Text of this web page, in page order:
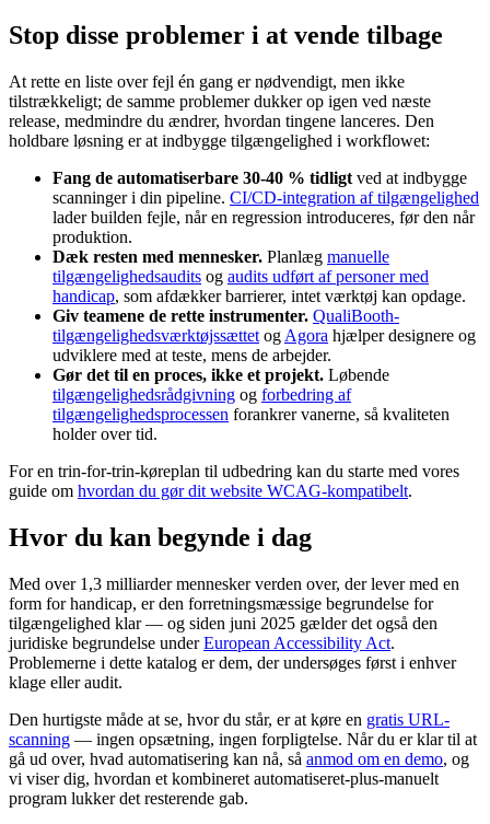
Stop disse problemer i at vende tilbage
At rette en liste over fejl én gang er nødvendigt, men ikke
tilstrækkeligt; de samme problemer dukker op igen ved næste
release, medmindre du ændrer, hvordan tingene lanceres. Den
holdbare løsning er at indbygge tilgængelighed i workflowet:
Fang de automatiserbare 30-40 % tidligt ved at indbygge
scanninger i din pipeline. CI/CD-integration af tilgængelighed
lader builden fejle, når en regression introduceres, før den når
produktion.
Dæk resten med mennesker. Planlæg manuelle
tilgængelighedsaudits og audits udført af personer med
handicap, som afdækker barrierer, intet værktøj kan opdage.
Giv teamene de rette instrumenter. QualiBooth-
tilgængelighedsværktøjssættet og Agora hjælper designere og
udviklere med at teste, mens de arbejder.
Gør det til en proces, ikke et projekt. Løbende
tilgængelighedsrådgivning og forbedring af
tilgængelighedsprocessen forankrer vanerne, så kvaliteten
holder over tid.
For en trin-for-trin-køreplan til udbedring kan du starte med vores
guide om hvordan du gør dit website WCAG-kompatibelt.
Hvor du kan begynde i dag
Med over 1,3 milliarder mennesker verden over, der lever med en
form for handicap, er den forretningsmæssige begrundelse for
tilgængelighed klar — og siden juni 2025 gælder det også den
juridiske begrundelse underEuropean Accessibility Act.
Problemerne i dette katalog er dem, der undersøges først i enhver
klage eller audit.
Den hurtigste måde at se, hvor du står, er at køre en gratis URL-
scanning — ingen opsætning, ingen forpligtelse. Når du er klar til at
gå ud over, hvad automatisering kan nå, så anmod om en demo, og
vi viser dig, hvordan et kombineret automatiseret-plus-manuelt
program lukker det resterende gab.